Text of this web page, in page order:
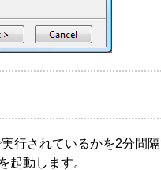
行されているかを2分間
起動します。